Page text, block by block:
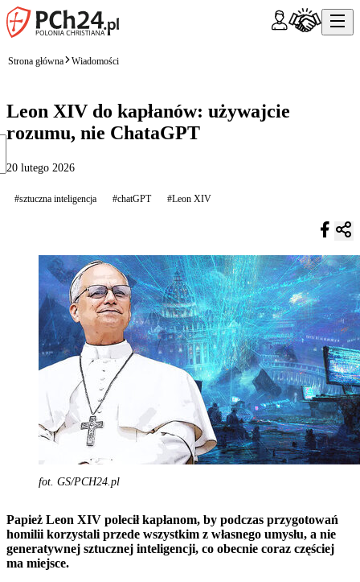
Strona główna Wiadomości
Leon XIV do kapłanów: używajcie
rozumu, nie ChataGPT
20 lutego 2026
#sztuczna inteligencja #chatGPT #Leon XIV
fot. GS/PCH24.pl
Papież Leon XIV polecił kapłanom, by podczas przygotowań
homilii korzystali przede wszystkim z własnego umysłu, a nie
generatywnej sztucznej inteligencji, co obecnie coraz częściej
ma miejsce.